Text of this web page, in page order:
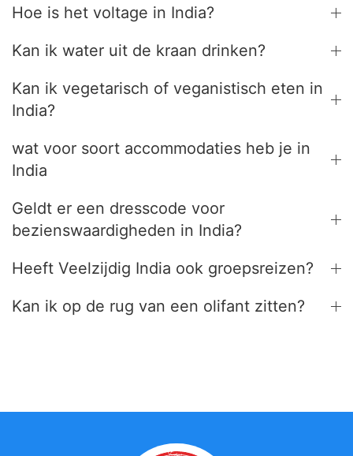
Hoe is het voltage in India?
Kan ik water uit de kraan drinken?
Kan ik vegetarisch of veganistisch eten in
India?
wat voor soort accommodaties heb je in
India
Geldt er een dresscode voor
bezienswaardigheden in India?
Heeft Veelzijdig India ook groepsreizen?
Kan ik op de rug van een olifant zitten?